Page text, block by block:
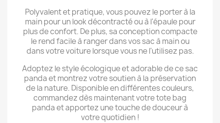
Polyvalent et pratique, vous pouvez le porter à la
main pour un look décontracté ou à l'épaule pour
plus de confort. De plus, sa conception compacte
le rend facile à ranger dans vos sac à main ou
dans votre voiture lorsque vous ne l'utilisez pas.
Adoptez le style écologique et adorable de ce sac
panda et montrez votre soutien à la préservation
de la nature. Disponible en différentes couleurs,
commandez dès maintenant votre tote bag
panda et apportez une touche de douceur à
votre quotidien !